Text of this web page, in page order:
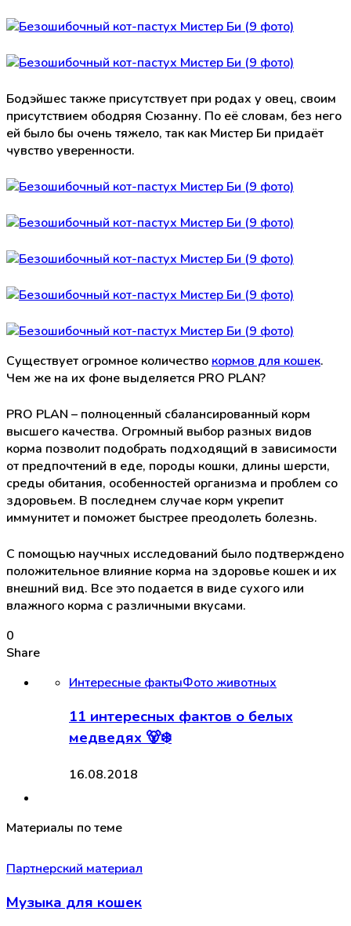
Бодэйшес также присутствует при родах у овец, своим
присутствием ободряя Сюзанну. По её словам, без него
ей было бы очень тяжело, так как Мистер Би придаёт
чувство уверенности.
Существует огромное количество кормов для кошек.
Чем же на их фоне выделяется PRO PLAN?
PRO PLAN – полноценный сбалансированный корм
высшего качества. Огромный выбор разных видов
корма позволит подобрать подходящий в зависимости
от предпочтений в еде, породы кошки, длины шерсти,
среды обитания, особенностей организма и проблем со
здоровьем. В последнем случае корм укрепит
иммунитет и поможет быстрее преодолеть болезнь.
С помощью научных исследований было подтверждено
положительное влияние корма на здоровье кошек и их
внешний вид. Все это подается в виде сухого или
влажного корма с различными вкусами.
0
Share
Интересные фактыФото животных
11 интересных фактов о белых
медведях 🐻‍❄️
16.08.2018
Материалы по теме
Партнерский материал
Музыка для кошек